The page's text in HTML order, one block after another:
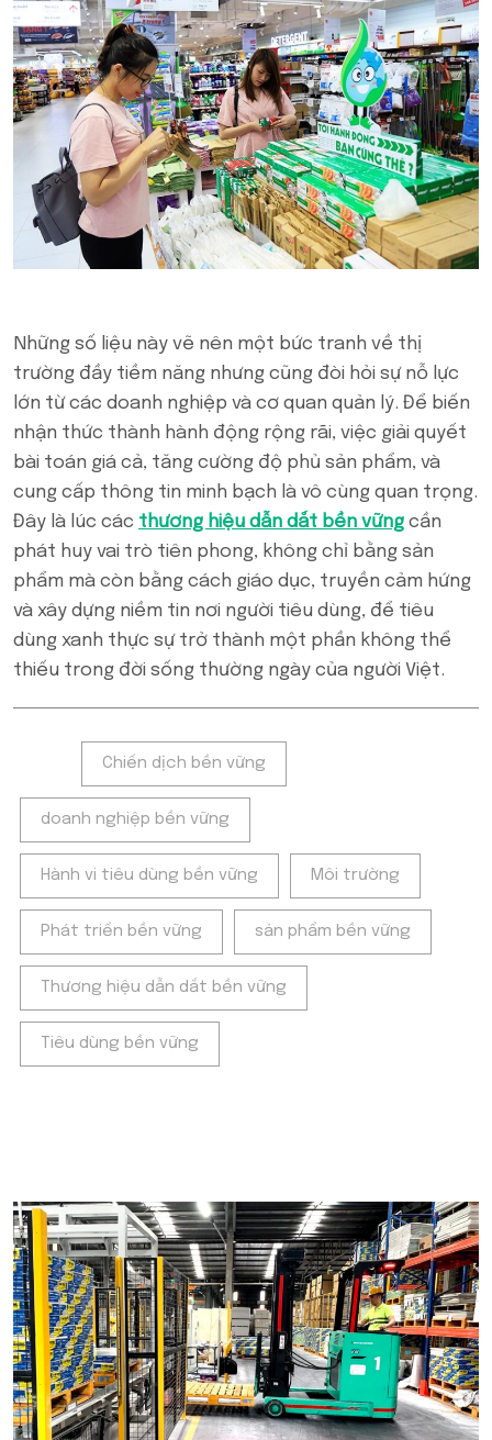
Những số liệu này vẽ nên một bức tranh về thị
trường đầy tiềm năng nhưng cũng đòi hỏi sự nỗ lực
lớn từ các doanh nghiệp và cơ quan quản lý. Để biến
nhận thức thành hành động rộng rãi, việc giải quyết
bài toán giá cả, tăng cường độ phủ sản phẩm, và
cung cấp thông tin minh bạch là vô cùng quan trọng.
Đây là lúc các thương hiệu dẫn dắt bền vững cần
phát huy vai trò tiên phong, không chỉ bằng sản
phẩm mà còn bằng cách giáo dục, truyền cảm hứng
và xây dựng niềm tin nơi người tiêu dùng, để tiêu
dùng xanh thực sự trở thành một phần không thể
thiếu trong đời sống thường ngày của người Việt.
Chiến dịch bền vững
doanh nghiệp bền vững
Hành vi tiêu dùng bền vững Môi trường
Phát triển bền vững sản phẩm bền vững
Thương hiệu dẫn dắt bền vững
Tiêu dùng bền vững